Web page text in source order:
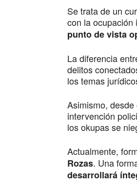
Se trata de un
con la ocupación
punto de vista
La diferencia
delitos
los temas
Asimismo,
intervención
los okupas se
Actualmente,
Rozas. Una
desarrollará